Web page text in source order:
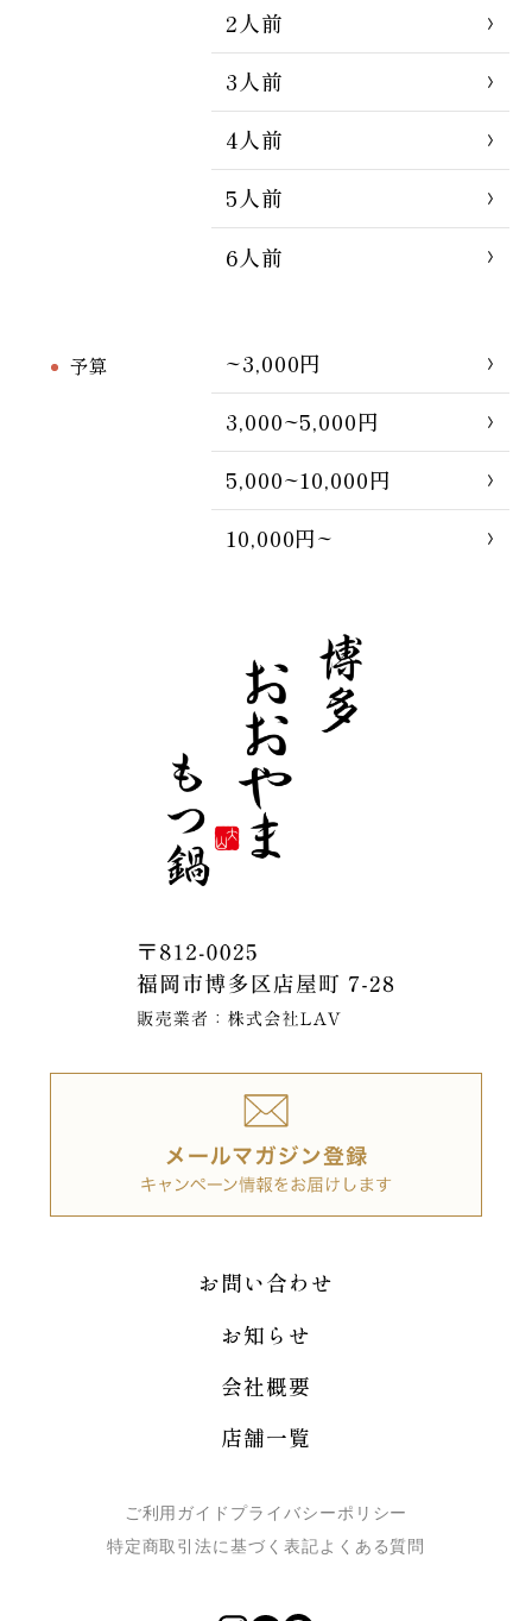
2人前
3人前
4人前
5人前
6人前
予算
~3,000円
3,000~5,000円
5,000~10,000円
10,000円~
お問い合わせ
お知らせ
会社概要
店舗一覧
ご利用ガイド プライバシーポリシー
特定商取引法に基づく表記よくある質問